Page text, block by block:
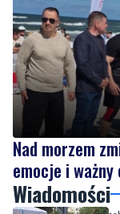
Nad morzem
emocje i ważny
Wiadomości